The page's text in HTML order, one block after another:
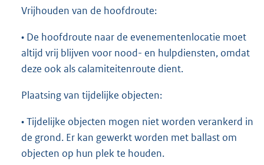
Vrijhouden van de hoofdroute:
• De hoofdroute naar de evenementenlocatie moet
altijd vrij blijven voor nood- en hulpdiensten, omdat
deze ook als calamiteitenroute dient.
Plaatsing van tijdelijke objecten:
• Tijdelijke objecten mogen niet worden verankerd in
de grond. Er kan gewerkt worden met ballast om
objecten op hun plek te houden.